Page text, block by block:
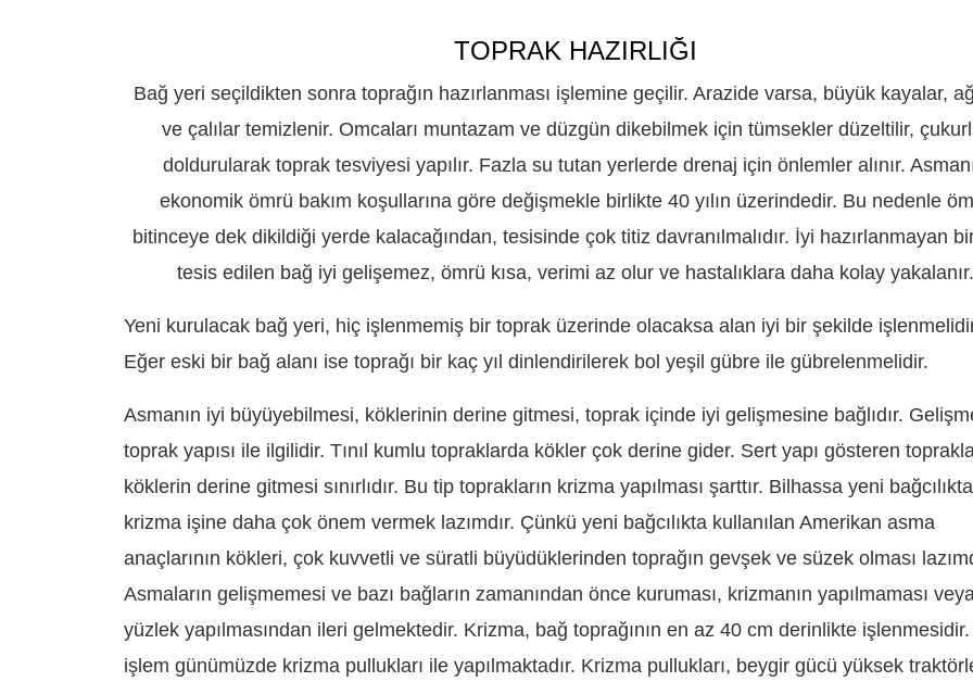
TOPRAK HAZIRLIĞI
Bağ yeri seçildikten sonra toprağın hazırlanması işlemine geçilir. Arazide varsa, büyük kayalar,
ve çalılar temizlenir. Omcaları muntazam ve düzgün dikebilmek için tümsekler düzeltilir,
doldurularak toprak tesviyesi yapılır. Fazla su tutan yerlerde drenaj için önlemler alınır.
ekonomik ömrü bakım koşullarına göre değişmekle birlikte 40 yılın üzerindedir. Bu nedenle
bitinceye dek dikildiği yerde kalacağından, tesisinde çok titiz davranılmalıdır. İyi hazırlanmayan
tesis edilen bağ iyi gelişemez, ömrü kısa, verimi az olur ve hastalıklara daha kolay yakalanır.
Yeni kurulacak bağ yeri, hiç işlenmemiş bir toprak üzerinde olacaksa alan iyi bir şekilde
Eğer eski bir bağ alanı ise toprağı bir kaç yıl dinlendirilerek bol yeşil gübre ile gübrelenmelidir.
Asmanın iyi büyüyebilmesi, köklerinin derine gitmesi, toprak içinde iyi gelişmesine bağlıdır.
toprak yapısı ile ilgilidir. Tınıl kumlu topraklarda kökler çok derine gider. Sert yapı gösteren
köklerin derine gitmesi sınırlıdır. Bu tip toprakların krizma yapılması şarttır. Bilhassa yeni bağcılıkta
krizma işine daha çok önem vermek lazımdır. Çünkü yeni bağcılıkta kullanılan Amerikan asma
anaçlarının kökleri, çok kuvvetli ve süratli büyüdüklerinden toprağın gevşek ve süzek olması
Asmaların gelişmemesi ve bazı bağların zamanından önce kuruması, krizmanın yapılmaması veya
yüzlek yapılmasından ileri gelmektedir. Krizma, bağ toprağının en az 40 cm derinlikte
işlem günümüzde krizma pullukları ile yapılmaktadır. Krizma pullukları, beygir gücü yüksek